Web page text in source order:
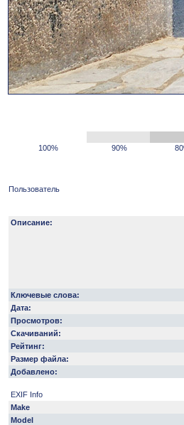
100% 90%
Пользователь
Описание:
Ключевые слова:
Дата:
Просмотров:
Скачиваний:
Рейтинг:
Размер файла:
Добавлено:
EXIF Info
Make
Model